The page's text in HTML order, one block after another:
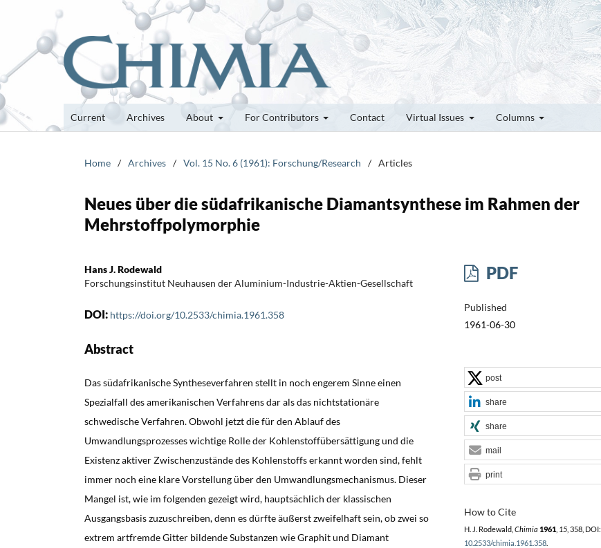
Current Archives About For Contributors Contact Virtual Issues Columns
Home / Archives / Vol. 15 No. 6 (1961): Forschung/Research / Articles
Neues über die südafrikanische Diamantsynthese im Rahmen der
Mehrstoffpolymorphie
Hans J. Rodewald
Forschungsinstitut Neuhausen der Aluminium-Industrie-Aktien-Gesellschaft
DOI: https://doi.org/10.2533/chimia.1961.358
Abstract
Das südafrikanische Syntheseverfahren stellt in noch engerem Sinne einen
Spezialfall des amerikanischen Verfahrens dar als das nichtstationäre
schwedische Verfahren. Obwohl jetzt die für den Ablauf des
Umwandlungsprozesses wichtige Rolle der Kohlenstoffübersättigung und die
Existenz aktiver Zwischenzustände des Kohlenstoffs erkannt worden sind, fehlt
immer noch eine klare Vorstellung über den Umwandlungsmechanismus. Dieser
Mangel ist, wie im folgenden gezeigt wird, hauptsächlich der klassischen
Ausgangsbasis zuzuschreiben, denn es dürfte äußerst zweifelhaft sein, ob zwei so
extrem artfremde Gitter bildende Substanzen wie Graphit und Diamant
PDF
Published
1961-06-30
How to Cite
H. J. Rodewald, Chimia 1961, 15, 358, DOI:
10.2533/chimia.1961.358.
post
share
share
mail
print